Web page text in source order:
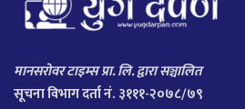
मानसरोवर टाइम्स प्रा. लि. द्वारा सञ्चालित
सूचना विभाग दर्ता नं. ३१११-२०७८/७९